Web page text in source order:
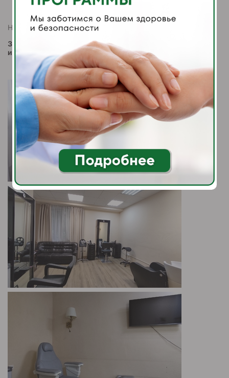
Наслаждайтесь отдыхом в комфортных условиях!
Запись в медицинском центре корпуса "Севастополь"
или по номеру телефона:+7(495) 004-08-03